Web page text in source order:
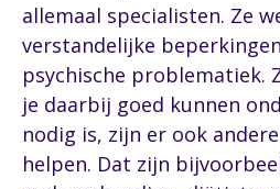
allemaal specialisten. Ze
verstandelijke
psychische problematiek.
je daarbij goed kunnen
nodig is, zijn er ook
helpen. Dat zijn